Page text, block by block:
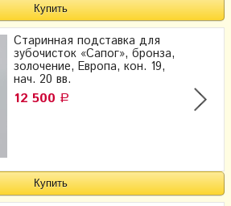
Старинная подставка для
зубочисток «Сапог», бронза,
золочение, Европа, кон. 19,
нач. 20 вв.
12 500 Р